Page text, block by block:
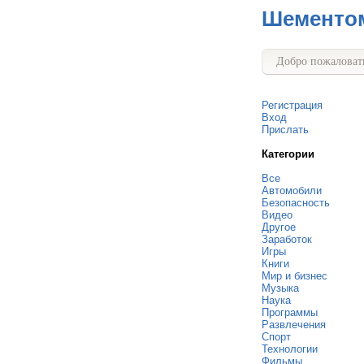
Добро
Регистрация
Вход
Прислать
Категории
Все
Автомобили
Безопасность
Видео
Другое
Заработок
Игры
Книги
Мир и бизнес
Музыка
Наука
Программы
Развлечения
Спорт
Технологии
Фильмы